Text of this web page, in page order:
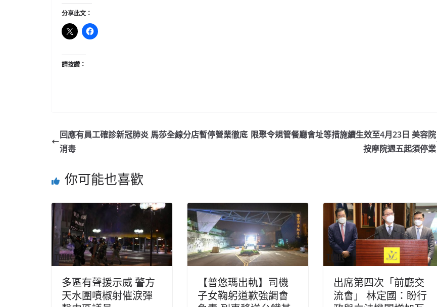
分享此文：
請按讚：
回應有員工確診新冠肺炎 馬莎全線分店暫停營業徹底
消毒
限聚令規管餐廳會址等措施續生效至4月23日 美容院
按摩院週五起須停業
你可能也喜歡
多區有聲援示威 警方
天水圍噴椒射催淚彈
【普悠瑪出軌】司機
子女鞠躬道歉強調會
出席第四次「前廳交
流會」 林定國：盼行